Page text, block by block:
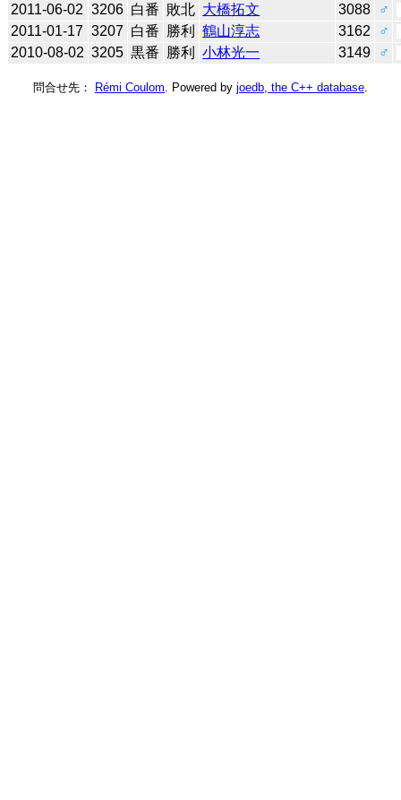
2011-06-02 3206 白番 敗北 大橋拓文 3088
♂
2011-01-17 3207 白番 勝利 鶴山淳志 3162
♂
2010-08-02 3205 黒番 勝利 小林光一 3149 ♂
問合せ先： Rémi Coulom . Powered by joedb, the C++ database